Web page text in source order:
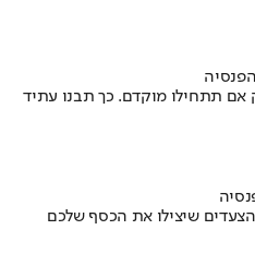
אם תתחילו מוקדם. כך תבנו עתיד
שיצילו את הכסף שלכם